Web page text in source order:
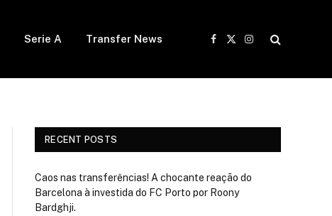
Serie A Transfer News
Facebook
X
Instagram
RECENT POSTS
Caos nas transferências! A chocante reação do
Barcelona à investida do FC Porto por Roony
Bardghji.